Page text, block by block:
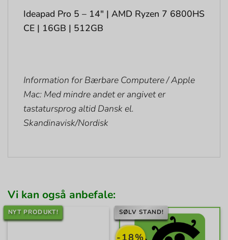
Ideapad Pro 5 – 14″ | AMD Ryzen 7 6800HS
CE | 16GB | 512GB
Information for Bærbare Computere / Apple
Mac: Med mindre andet er angivet er
tastatursprog altid Dansk el.
Skandinavisk/Nordisk
Vi kan også anbefale:
NYT PRODUKT!
-18%
SØLV STAND!